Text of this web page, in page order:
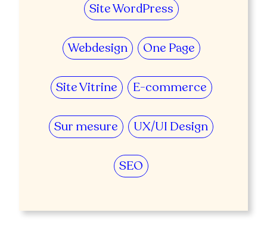
Site WordPress
Webdesign One Page
Site Vitrine E-commerce
Sur mesure UX/UI Design
SEO